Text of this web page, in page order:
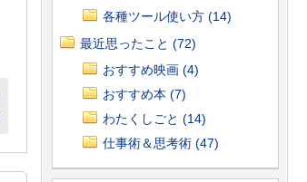
各種ツール使い方 (14)
最近思ったこと (72)
おすすめ映画 (4)
おすすめ本 (7)
わたくしごと (14)
仕事術＆思考術 (47)